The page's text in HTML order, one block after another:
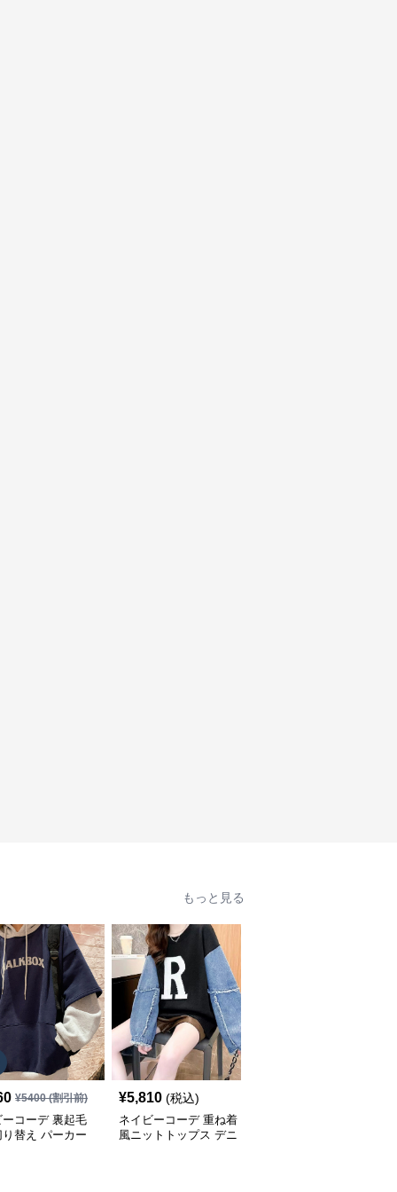
もっと見る
¥5400(割引前)
ーコーデ 裏起毛
替え パーカー
¥5,810 (税込)
ネイビーコーデ 重ね着
風ニットトップス デニ